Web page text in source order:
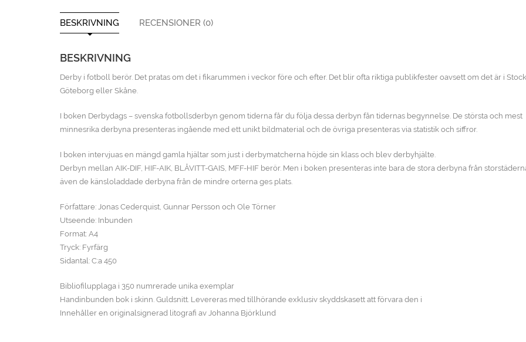
BESKRIVNING RECENSIONER (0)
BESKRIVNING
Derby i fotboll berör. Det pratas om det i fikarummen i veckor före och efter. Det blir ofta riktiga publikfester oavsett om det är i
Göteborg eller Skåne.
I boken Derbydags – svenska fotbollsderbyn genom tiderna får du följa dessa derbyn fån tidernas begynnelse. De största och mest
minnesrika derbyna presenteras ingående med ett unikt bildmaterial och de övriga presenteras via statistik och siffror.
I boken intervjuas en mängd gamla hjältar som just i derbymatcherna höjde sin klass och blev derbyhjälte.
Derbyn mellan AIK-DIF, HIF-AIK, BLÅVITT-GAIS, MFF-HIF berör. Men i boken presenteras inte bara de stora derbyna från
även de känsloladdade derbyna från de mindre orterna ges plats.
Författare: Jonas Cederquist, Gunnar Persson och Ole Törner
Utseende: Inbunden
Format: A4
Tryck: Fyrfärg
Sidantal: C:a 450
Bibliofilupplaga i 350 numrerade unika exemplar
Handinbunden bok i skinn. Guldsnitt. Levereras med tillhörande exklusiv skyddskasett att förvara den i
Innehåller en originalsignerad litografi av Johanna Björklund